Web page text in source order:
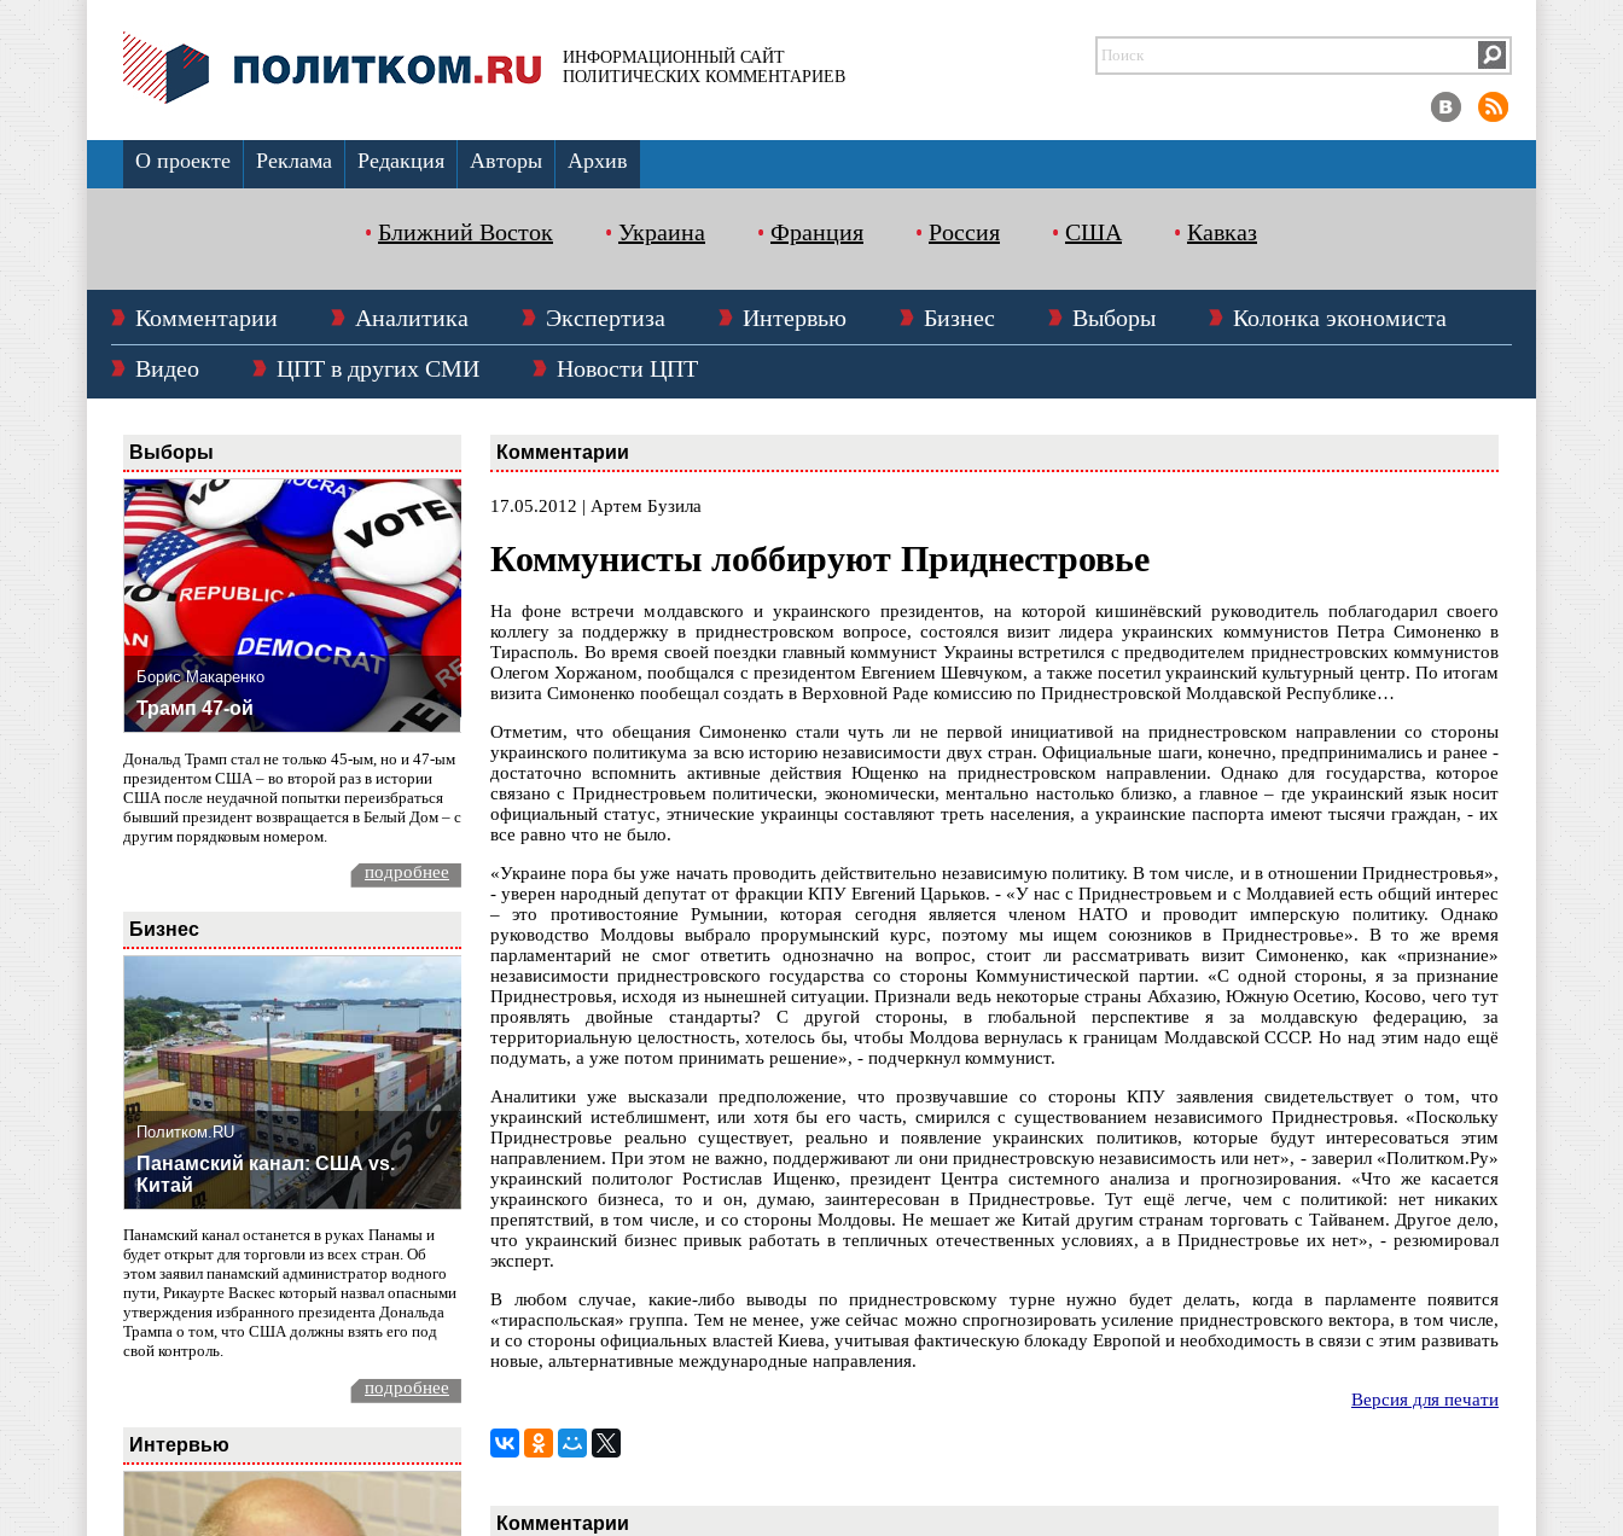
ИНФОРМАЦИОННЫЙ САЙТ
ПОЛИТИЧЕСКИХ КОММЕНТАРИЕВ
О проекте Реклама Редакция Авторы Архив
Ближний Восток Украина Франция Россия США Кавказ
Комментарии Аналитика Экспертиза Интервью Бизнес Выборы
Колонка экономиста
Видео
ЦПТ в других СМИ Новости ЦПТ
Выборы
Борис Макаренко
Трамп 47-ой
Дональд Трамп стал не только 45-ым, но и 47-ым
президентом США – во второй раз в истории
США после неудачной попытки переизбраться
бывший президент возвращается в Белый Дом – с
другим порядковым номером.
подробнее
Бизнес
Политком.RU
Панамский канал: США vs.
Китай
Панамский канал останется в руках Панамы и
будет открыт для торговли из всех стран. Об
этом заявил панамский администратор водного
пути, Рикаурте Васкес который назвал опасными
утверждения избранного президента Дональда
Трампа о том, что США должны взять его под
свой контроль.
подробнее
Интервью
Комментарии
17.05.2012 | Артем Бузила
Коммунисты лоббируют Приднестровье
На фоне встречи молдавского и украинского президентов, на которой кишинёвский руководитель поблагодарил своего
коллегу за поддержку в приднестровском вопросе, состоялся визит лидера украинских коммунистов Петра Симоненко в
Тирасполь. Во время своей поездки главный коммунист Украины встретился с предводителем приднестровских коммунистов
Олегом Хоржаном, пообщался с президентом Евгением Шевчуком, а также посетил украинский культурный центр. По итогам
визита Симоненко пообещал создать в Верховной Раде комиссию по Приднестровской Молдавской Республике…
Отметим, что обещания Симоненко стали чуть ли не первой инициативой на приднестровском направлении со стороны
украинского политикума за всю историю независимости двух стран. Официальные шаги, конечно, предпринимались и ранее -
достаточно вспомнить активные действия Ющенко на приднестровском направлении. Однако для государства, которое
связано с Приднестровьем политически, экономически, ментально настолько близко, а главное – где украинский язык носит
официальный статус, этнические украинцы составляют треть населения, а украинские паспорта имеют тысячи граждан, - их
все равно что не было.
«Украине пора бы уже начать проводить действительно независимую политику. В том числе, и в отношении Приднестровья»,
- уверен народный депутат от фракции КПУ Евгений Царьков. - «У нас с Приднестровьем и с Молдавией есть общий интерес
– это противостояние Румынии, которая сегодня является членом НАТО и проводит имперскую политику. Однако
руководство Молдовы выбрало прорумынский курс, поэтому мы ищем союзников в Приднестровье». В то же время
парламентарий не смог ответить однозначно на вопрос, стоит ли рассматривать визит Симоненко, как «признание»
независимости приднестровского государства со стороны Коммунистической партии. «С одной стороны, я за признание
Приднестровья, исходя из нынешней ситуации. Признали ведь некоторые страны Абхазию, Южную Осетию, Косово, чего тут
проявлять двойные стандарты? С другой стороны, в глобальной перспективе я за молдавскую федерацию, за
территориальную целостность, хотелось бы, чтобы Молдова вернулась к границам Молдавской СССР. Но над этим надо ещё
подумать, а уже потом принимать решение», - подчеркнул коммунист.
Аналитики уже высказали предположение, что прозвучавшие со стороны КПУ заявления свидетельствует о том, что
украинский истеблишмент, или хотя бы его часть, смирился с существованием независимого Приднестровья. «Поскольку
Приднестровье реально существует, реально и появление украинских политиков, которые будут интересоваться этим
направлением. При этом не важно, поддерживают ли они приднестровскую независимость или нет», - заверил «Политком.Ру»
украинский политолог Ростислав Ищенко, президент Центра системного анализа и прогнозирования. «Что же касается
украинского бизнеса, то и он, думаю, заинтересован в Приднестровье. Тут ещё легче, чем с политикой: нет никаких
препятствий, в том числе, и со стороны Молдовы. Не мешает же Китай другим странам торговать с Тайванем. Другое дело,
что украинский бизнес привык работать в тепличных отечественных условиях, а в Приднестровье их нет», - резюмировал
эксперт.
В любом случае, какие-либо выводы по приднестровскому турне нужно будет делать, когда в парламенте появится
«тираспольская» группа. Тем не менее, уже сейчас можно спрогнозировать усиление приднестровского вектора, в том числе,
и со стороны официальных властей Киева, учитывая фактическую блокаду Европой и необходимость в связи с этим развивать
новые, альтернативные международные направления.
Версия для печати
Комментарии